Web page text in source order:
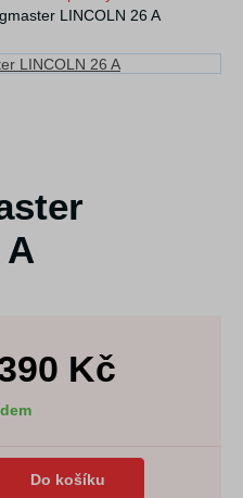
LINCOLN 26 A
A
Kč
Do košíku